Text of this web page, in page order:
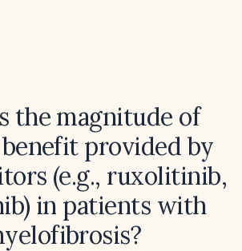
the magnitude of
provided by
(e.g., ruxolitinib,
in patients with